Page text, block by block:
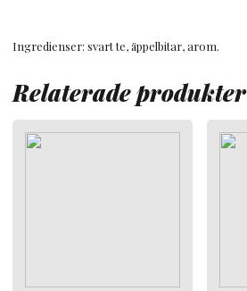
Ingredienser: svart te, äppelbitar, arom.
Relaterade produkter